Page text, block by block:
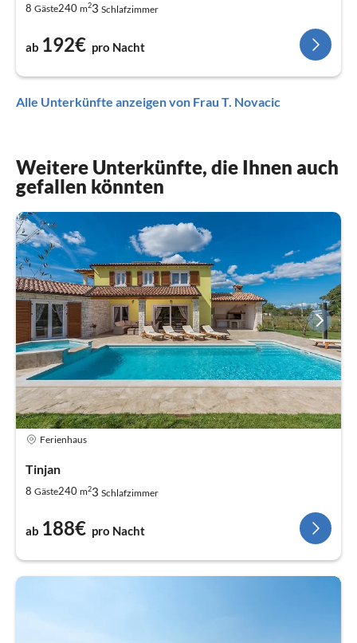
8 Gäste240 m23 Schlafzimmer
ab 192€ pro Nacht
Alle Unterkünfte anzeigen von Frau T. Novacic
Weitere Unterkünfte, die Ihnen auch
gefallen könnten
Ferienhaus
Tinjan
8 Gäste240 m23 Schlafzimmer
ab 188€ pro Nacht